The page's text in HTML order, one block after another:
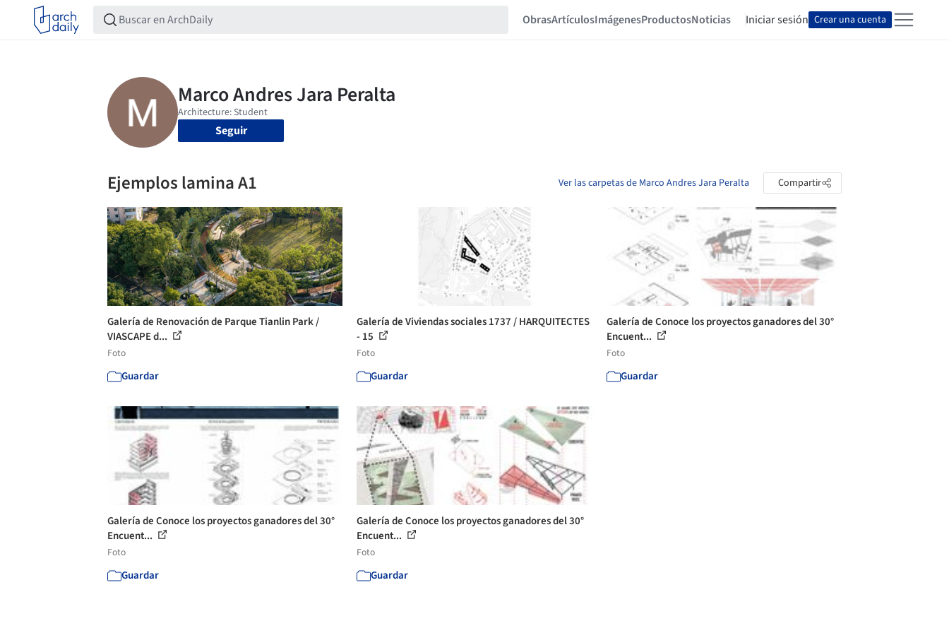
ObrasArtículosImágenesProductosNoticias Iniciar sesión Crear una cuenta
Seguir
Ejemplos lamina A1 Ver las carpetas de Marco Andres Jara Peralta Compartir
Galería de Renovación de Parque Tianlin Park /
VIASCAPE d...
Foto
Guardar
Galería de Viviendas sociales 1737 / HARQUITECTES
- 15
Foto
Guardar
Galería de Conoce los proyectos ganadores del 30°
Encuent...
Foto
Guardar
Galería de Conoce los proyectos ganadores del 30°
Encuent...
Foto
Guardar
Galería de Conoce los proyectos ganadores del 30°
Encuent...
Foto
Guardar